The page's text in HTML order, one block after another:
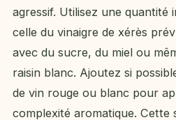
agressif. Utilisez une quantité
celle du vinaigre de xérès
avec du sucre, du miel ou
raisin blanc. Ajoutez si
de vin rouge ou blanc pour
complexité aromatique. Cette